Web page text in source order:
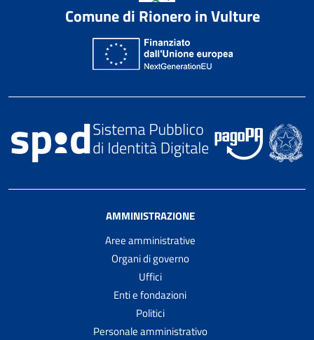
Comune di Rionero in Vulture
AMMINISTRAZIONE
Aree amministrative
Organi di governo
Uffici
Enti e fondazioni
Politici
Personale amministrativo